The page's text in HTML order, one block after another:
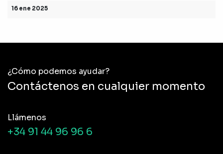
16 ene 2025
¿Cómo podemos ayudar?
Contáctenos en cualquier momento
Llámenos
+34 91 44 96 96 6